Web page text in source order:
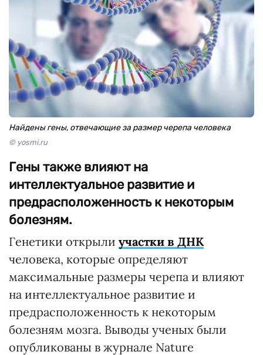
Найдены гены, отвечающие за размер черепа человека
© yosmi.ru
Гены также влияют на
интеллектуальное развитие и
предрасположенность к некоторым
болезням.
Генетики открыли участки в ДНК
человека, которые определяют
максимальные размеры черепа и влияют
на интеллектуальное развитие и
предрасположенность к некоторым
болезням мозга. Выводы ученых были
опубликованы в журнале Nature